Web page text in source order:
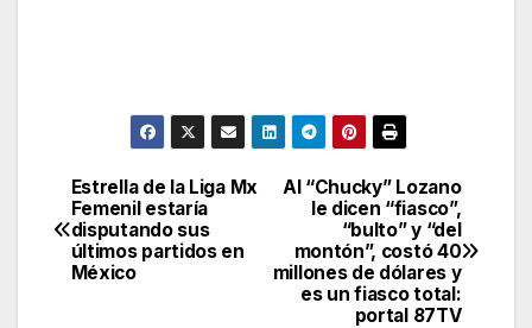
Post
navigation
Al “Chucky” Lozano
le dicen “fiasco”,
“bulto” y “del
montón”, costó 40
millones de dólares y
es un fiasco total:
portal 87TV
Estrella de la Liga Mx
Femenil estaría
disputando sus
últimos partidos en
México